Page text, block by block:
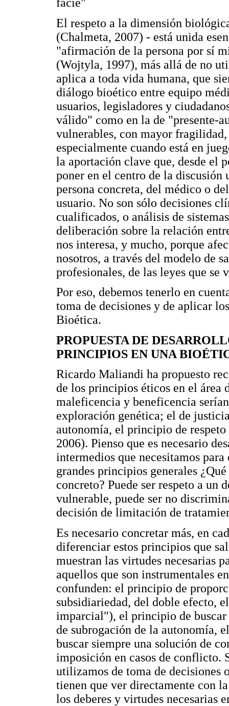
El respeto a la dimensión
(Chalmeta, 2007) - está unida
"afirmación de la persona por sí
(Wojtyla, 1997), más allá de no
aplica a toda vida humana, que
diálogo bioético entre equipo
usuarios, legisladores y
válido" como en la de "presente-
vulnerables, con mayor
especialmente cuando está en
la aportación clave que, desde el
poner en el centro de la
persona concreta, del médico o
usuario. No son sólo decisiones
cualificados, o análisis de
deliberación sobre la relación
nos interesa, y mucho, porque
nosotros, a través del modelo de
profesionales, de las leyes que se
Por eso, debemos tenerlo en
toma de decisiones y de aplicar
Bioética.
PROPUESTA DE
PRINCIPIOS EN UNA
Ricardo Maliandi ha propuesto
de los principios éticos en el área
maleficencia y beneficencia
exploración genética; el de
autonomía, el principio de
2006). Pienso que es necesario
intermedios que necesitamos
grandes principios generales
concreto? Puede ser respeto a un
vulnerable, puede ser no
decisión de limitación de
Es necesario concretar más, en
diferenciar estos principios que
muestran las virtudes necesarias
aquellos que son instrumentales
confunden: el principio de
subsidiariedad, del doble efecto,
imparcial"), el principio de
de subrogación de la autonomía,
buscar siempre una solución de
imposición en casos de conflicto.
utilizamos de toma de decisiones
tienen que ver directamente con
los deberes y virtudes necesarias